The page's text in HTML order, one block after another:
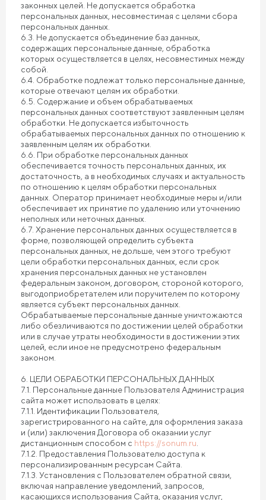
законных целей. Не допускается обработка
персональных данных, несовместимая с целями сбора
персональных данных.
6.3. Не допускается объединение баз данных,
содержащих персональные данные, обработка
которых осуществляется в целях, несовместимых между
собой.
6.4. Обработке подлежат только персональные данные,
которые отвечают целям их обработки.
6.5. Содержание и объем обрабатываемых
персональных данных соответствуют заявленным целям
обработки. Не допускается избыточность
обрабатываемых персональных данных по отношению к
заявленным целям их обработки.
6.6. При обработке персональных данных
обеспечивается точность персональных данных, их
достаточность, а в необходимых случаях и актуальность
по отношению к целям обработки персональных
данных. Оператор принимает необходимые меры и/или
обеспечивает их принятие по удалению или уточнению
неполных или неточных данных.
6.7. Хранение персональных данных осуществляется в
форме, позволяющей определить субъекта
персональных данных, не дольше, чем этого требуют
цели обработки персональных данных, если срок
хранения персональных данных не установлен
федеральным законом, договором, стороной которого,
выгодоприобретателем или поручителем по которому
является субъект персональных данных.
Обрабатываемые персональные данные уничтожаются
либо обезличиваются по достижении целей обработки
или в случае утраты необходимости в достижении этих
целей, если иное не предусмотрено федеральным
законом.
6. ЦЕЛИ ОБРАБОТКИ ПЕРСОНАЛЬНЫХ ДАННЫХ
7.1. Персональные данные Пользователя Администрация
сайта может использовать в целях:
7.1.1. Идентификации Пользователя,
зарегистрированного на сайте, для оформления заказа
и (или) заключения Договора об оказании услуг
дистанционным способом с https://sonum.ru
7.1.2. Предоставления Пользователю доступа к
персонализированным ресурсам Сайта.
7.1.3. Установления с Пользователем обратной связи,
включая направление уведомлений, запросов,
касающихся использования Сайта, оказания услуг,